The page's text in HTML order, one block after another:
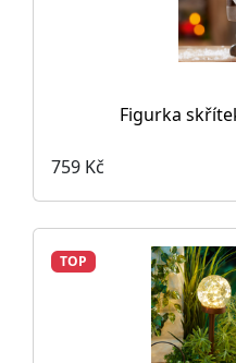
Figurka
759 Kč
TOP